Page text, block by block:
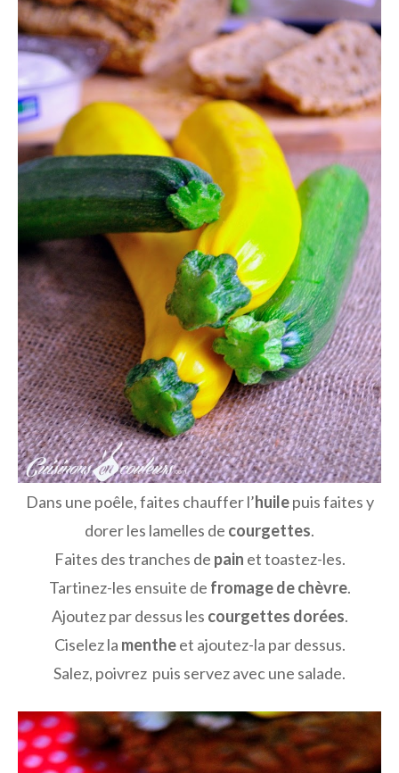
Dans une poêle, faites chauffer l’huilepuis faites y
dorer les lamelles de courgettes.
Faites des tranches de pain et toastez-les.
Tartinez-les ensuite de fromage de chèvre.
Ajoutez par dessus les courgettes dorées.
Ciselez la mentheet ajoutez-la par dessus.
Salez, poivrez puis servez avec une salade.